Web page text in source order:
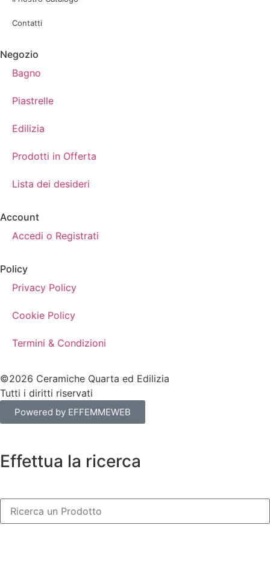
Contatti
Negozio
Bagno
Piastrelle
Edilizia
Prodotti in Offerta
Lista dei desideri
Account
Accedi o Registrati
Policy
Privacy Policy
Cookie Policy
Termini & Condizioni
©2026 Ceramiche Quarta ed Edilizia
Tutti i diritti riservati
Powered by EFFEMMEWEB
Effettua la ricerca